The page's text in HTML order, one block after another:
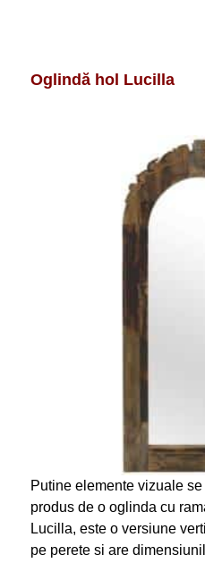
Oglindă hol Lucilla
Putine elemente vizuale se
produs de o oglinda cu
Lucilla, este o versiune
pe perete si are